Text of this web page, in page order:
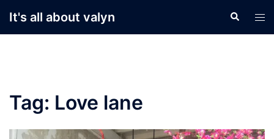
It's all about valyn Search
Tag: Love lane